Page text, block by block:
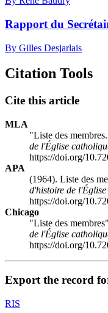
Rapport du
By Gilles Desjarlais
Citation Tools
Cite this article
MLA
"Liste des
de l'Église
https://doi.org/
APA
(1964). Liste des
d'histoire de
https://doi.org/
Chicago
"Liste des
de l'Église
https://doi.org/
Export the record
RIS